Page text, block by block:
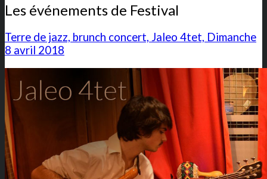
Les événements de Festival
Terre de jazz, brunch concert, Jaleo 4tet, Dimanche
8 avril 2018